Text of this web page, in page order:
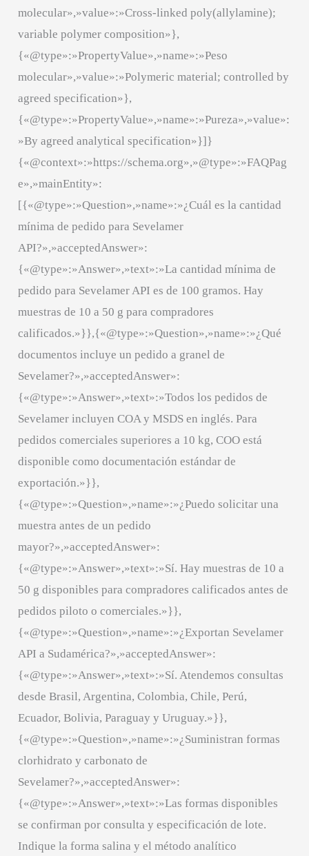
molecular»,»value»:»Cross-linked poly(allylamine);
variable polymer composition»},
{«@type»:»PropertyValue»,»name»:»Peso
molecular»,»value»:»Polymeric material; controlled by
agreed specification»},
{«@type»:»PropertyValue»,»name»:»Pureza»,»value»:
»By agreed analytical specification»}]}
{«@context»:»https://schema.org»,»@type»:»FAQPag
e»,»mainEntity»:
[{«@type»:»Question»,»name»:»¿Cuál es la cantidad
mínima de pedido para Sevelamer
API?»,»acceptedAnswer»:
{«@type»:»Answer»,»text»:»La cantidad mínima de
pedido para Sevelamer API es de 100 gramos. Hay
muestras de 10 a 50 g para compradores
calificados.»}},{«@type»:»Question»,»name»:»¿Qué
documentos incluye un pedido a granel de
Sevelamer?»,»acceptedAnswer»:
{«@type»:»Answer»,»text»:»Todos los pedidos de
Sevelamer incluyen COA y MSDS en inglés. Para
pedidos comerciales superiores a 10 kg, COO está
disponible como documentación estándar de
exportación.»}},
{«@type»:»Question»,»name»:»¿Puedo solicitar una
muestra antes de un pedido
mayor?»,»acceptedAnswer»:
{«@type»:»Answer»,»text»:»Sí. Hay muestras de 10 a
50 g disponibles para compradores calificados antes de
pedidos piloto o comerciales.»}},
{«@type»:»Question»,»name»:»¿Exportan Sevelamer
API a Sudamérica?»,»acceptedAnswer»:
{«@type»:»Answer»,»text»:»Sí. Atendemos consultas
desde Brasil, Argentina, Colombia, Chile, Perú,
Ecuador, Bolivia, Paraguay y Uruguay.»}},
{«@type»:»Question»,»name»:»¿Suministran formas
clorhidrato y carbonato de
Sevelamer?»,»acceptedAnswer»:
{«@type»:»Answer»,»text»:»Las formas disponibles
se confirman por consulta y especificación de lote.
Indique la forma salina y el método analítico